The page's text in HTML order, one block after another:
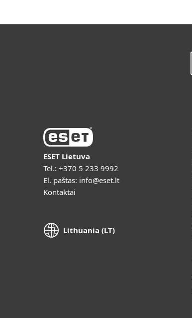
ESET Lietuva
Tel.: +370 5 233 9992
El. paštas: info@eset.lt
Kontaktai
Lithuania (LT)